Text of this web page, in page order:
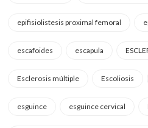
epifisiolistesis proximal femoral
escafoides escapula
Esclerosis múltiple Escoliosis
esguince esguince cervical